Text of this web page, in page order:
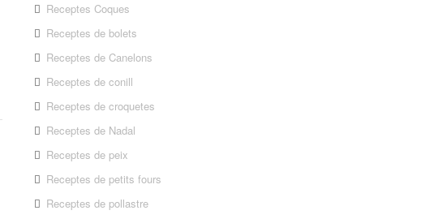
Receptes Coques
Receptes de bolets
Receptes de Canelons
Receptes de conill
Receptes de croquetes
Receptes de Nadal
Receptes de peix
Receptes de petits fours
Receptes de pollastre